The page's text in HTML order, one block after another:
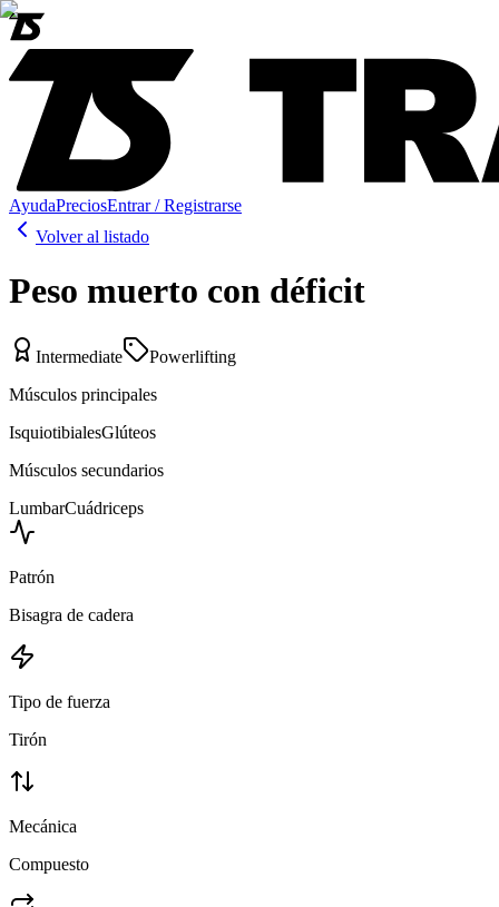
AyudaPreciosEntrar / Registrarse
Volver al listado
Peso muerto con déficit
Intermediate
Powerlifting
Músculos principales
IsquiotibialesGlúteos
Músculos secundarios
LumbarCuádriceps
Patrón
Bisagra de cadera
Tipo de fuerza
Tirón
Mecánica
Compuesto